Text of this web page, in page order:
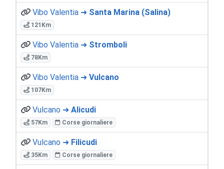
Vibo Valentia ➜ Santa Marina (Salina)
121Km
Vibo Valentia ➜ Stromboli
78Km
Vibo Valentia ➜ Vulcano
107Km
Vulcano ➜ Alicudi
57Km Corse giornaliere
Vulcano ➜ Filicudi
35Km Corse giornaliere